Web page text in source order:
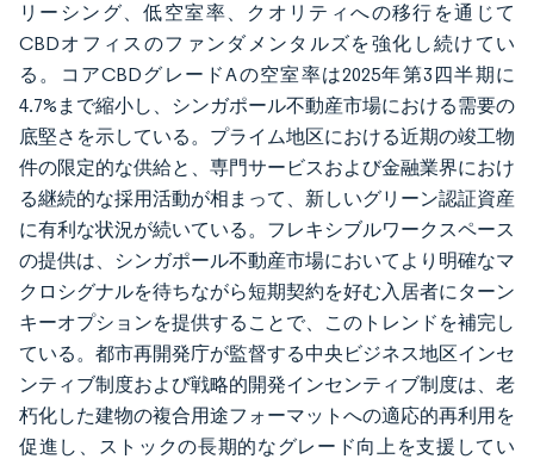
リーシング、低空室率、クオリティへの移行を通じて
CBDオフィスのファンダメンタルズを強化し続けてい
る。コアCBDグレードAの空室率は2025年第3四半期に
4.7%まで縮小し、シンガポール不動産市場における需要の
底堅さを示している。プライム地区における近期の竣工物
件の限定的な供給と、専門サービスおよび金融業界におけ
る継続的な採用活動が相まって、新しいグリーン認証資産
に有利な状況が続いている。フレキシブルワークスペース
の提供は、シンガポール不動産市場においてより明確なマ
クロシグナルを待ちながら短期契約を好む入居者にターン
キーオプションを提供することで、このトレンドを補完し
ている。都市再開発庁が監督する中央ビジネス地区インセ
ンティブ制度および戦略的開発インセンティブ制度は、老
朽化した建物の複合用途フォーマットへの適応的再利用を
促進し、ストックの長期的なグレード向上を支援してい